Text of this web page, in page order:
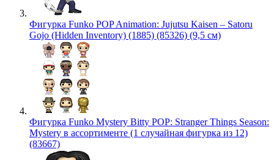
Фигурка Funko POP Animation: Jujutsu Kaisen – Satoru
Gojo (Hidden Inventory) (1885) (85326) (9,5 см)
Фигурка Funko Mystery Bitty POP: Stranger Things Season:
Mystery в ассортименте (1 случайная фигурка из 12)
(83667)